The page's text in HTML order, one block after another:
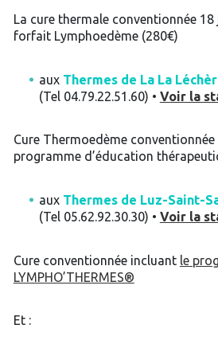
La cure thermale conventionnée
forfait Lymphoedème (280€)
aux Thermes de La La
(Tel 04.79.22.51.60) • Voir la
Cure Thermoedème
programme d’éducation
aux Thermes de Luz-Saint-
(Tel 05.62.92.30.30) • Voir la
Cure conventionnée incluant le
LYMPHO’THERMES®
Et :